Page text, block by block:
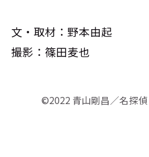
文・取材：野本由起
撮影：篠田麦也
©2022 青山剛昌／名探